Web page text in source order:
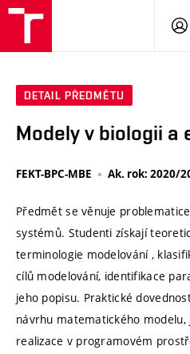
DETAIL PŘEDMĚTU
Modely v biologii a
FEKT-BPC-MBE Ak. rok: 2020/
Předmět se věnuje
systémů. Studenti získají
terminologie modelování ,
cílů modelování, identifikace
jeho popisu. Praktické
návrhu matematického modelu,
realizace v programovém